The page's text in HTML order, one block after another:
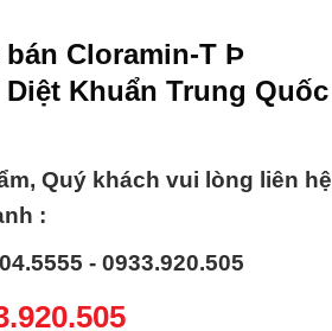
Cloramin-T Þ
Khuẩn Trung Quốc
Quý khách vui lòng liên hệ
:
- 0933.920.505